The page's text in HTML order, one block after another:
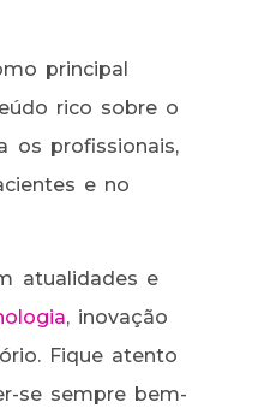
principal
rico sobre o
os profissionais,
e no
atualidades e
, inovação
Fique atento
se sempre bem-